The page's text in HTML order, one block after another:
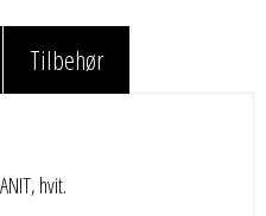
Tilbehør
hvit.